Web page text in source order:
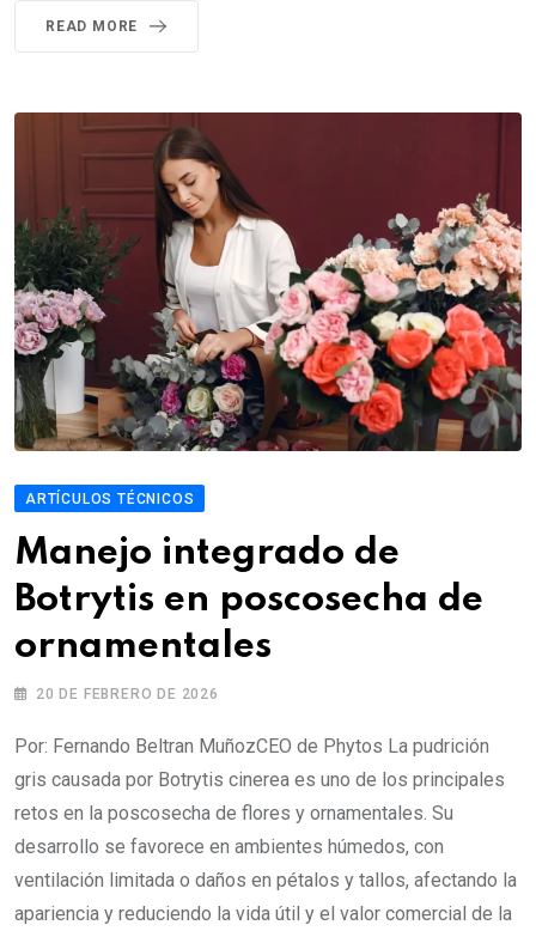
READ MORE
ARTÍCULOS TÉCNICOS
Manejo integrado de
Botrytis en poscosecha de
ornamentales
20 DE FEBRERO DE 2026
Por: Fernando Beltran MuñozCEO de Phytos La pudrición
gris causada por Botrytis cinerea es uno de los principales
retos en la poscosecha de flores y ornamentales. Su
desarrollo se favorece en ambientes húmedos, con
ventilación limitada o daños en pétalos y tallos, afectando la
apariencia y reduciendo la vida útil y el valor comercial de la